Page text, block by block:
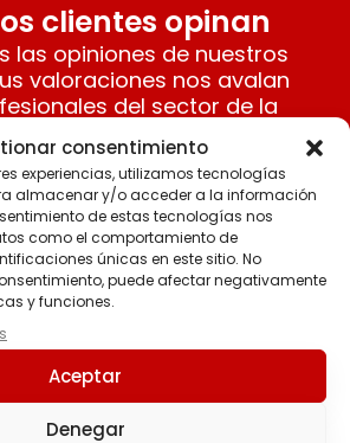
consentimiento
experiencias, utilizamos tecnologías
almacenar y/o acceder a la información
de estas tecnologías nos
como el comportamiento de
únicas en este sitio. No
puede afectar negativamente
y funciones.
Aceptar
Denegar
clientes opinan
las opiniones de nuestros
valoraciones nos avalan
del sector de la
suplementos deportivos
fitness.
TUBIO MANJÓN-CABEZA
una amplia gama de
te lo tiene te lo
100x100